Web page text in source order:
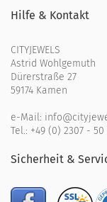
Hilfe & Kontakt
CITYJEWELS
Astrid Wohlgemuth
Dürerstraße 27
59174 Kamen
e-Mail:
Tel.: +49 (0) 2307 - 50
Sicherheit &